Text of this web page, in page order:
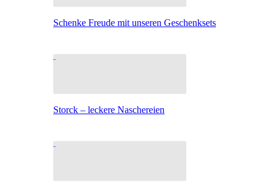
Schenke Freude mit unseren Geschenksets
Storck – leckere Naschereien